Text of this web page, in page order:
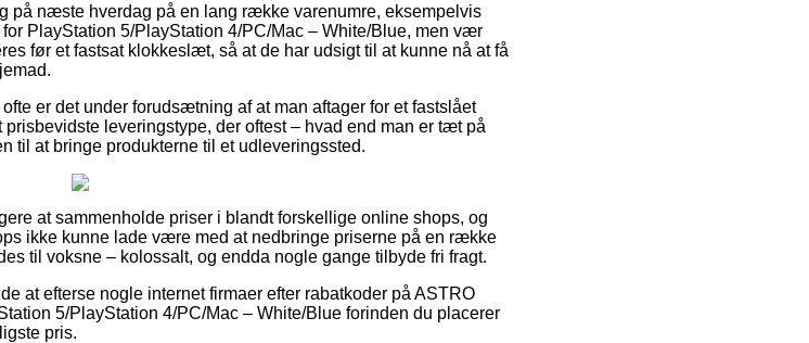
på næste hverdag på en lang række varenumre, eksempelvis
PlayStation 5/PlayStation 4/PC/Mac – White/Blue, men vær
før et fastsat klokkeslæt, så at de har udsigt til at kunne nå at få
er det under forudsætning af at man aftager for et fastslået
leveringstype, der oftest – hvad end man er tæt på
til at bringe produkterne til et udleveringssted.
at sammenholde priser i blandt forskellige online shops, og
ikke kunne lade være med at nedbringe priserne på en række
til voksne – kolossalt, og endda nogle gange tilbyde fri fragt.
at efterse nogle internet firmaer efter rabatkoder på ASTRO
5/PlayStation 4/PC/Mac – White/Blue forinden du placerer
pris.